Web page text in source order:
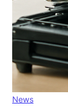
News